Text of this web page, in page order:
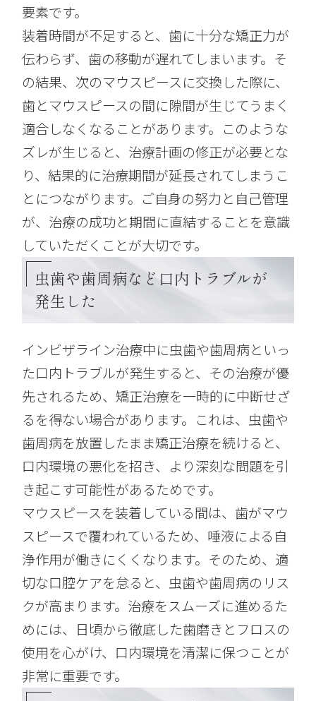
要素です。
装着時間が不足すると、歯に十分な矯正力が
伝わらず、歯の移動が遅れてしまいます。そ
の結果、次のマウスピースに交換した際に、
歯とマウスピースの間に隙間が生じてうまく
適合しなくなることがあります。このような
ズレが生じると、治療計画の修正が必要とな
り、結果的に治療期間が延長されてしまうこ
とにつながります。ご自身の努力と自己管理
が、治療の成功と期間に直結することを意識
していただくことが大切です。
虫歯や歯周病など口内トラブルが
発生した
インビザライン治療中に虫歯や歯周病といっ
た口内トラブルが発生すると、その治療が優
先されるため、矯正治療を一時的に中断せざ
るを得ない場合があります。これは、虫歯や
歯周病を放置したまま矯正治療を続けると、
口内環境の悪化を招き、より深刻な問題を引
き起こす可能性があるためです。
マウスピースを装着している間は、歯がマウ
スピースで覆われているため、唾液による自
浄作用が働きにくくなります。そのため、適
切な口腔ケアを怠ると、虫歯や歯周病のリス
クが高まります。治療をスムーズに進めるた
めには、日頃から徹底した歯磨きとフロスの
使用を心がけ、口内環境を清潔に保つことが
非常に重要です。